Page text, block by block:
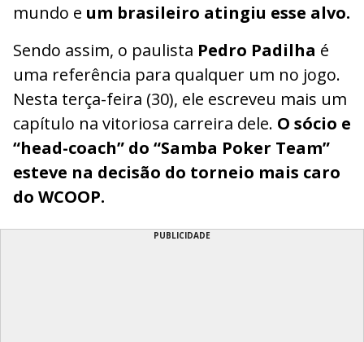
mundo e um brasileiro atingiu esse alvo.
Sendo assim, o paulista Pedro Padilha é
uma referência para qualquer um no jogo.
Nesta terça-feira (30), ele escreveu mais um
capítulo na vitoriosa carreira dele. O sócio e
“head-coach” do “Samba Poker Team”
esteve na decisão do torneio mais caro
do WCOOP.
PUBLICIDADE